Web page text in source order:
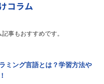
コラム
事もおすすめです。
ミング言語とは？学習方法や